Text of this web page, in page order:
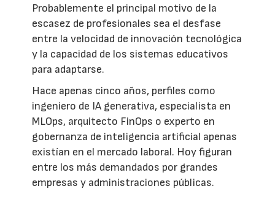
Probablemente el principal motivo de la
escasez de profesionales sea el desfase
entre la velocidad de innovación tecnológica
y la capacidad de los sistemas educativos
para adaptarse.
Hace apenas cinco años, perfiles como
ingeniero de IA generativa, especialista en
MLOps, arquitecto FinOps o experto en
gobernanza de inteligencia artificial apenas
existían en el mercado laboral. Hoy figuran
entre los más demandados por grandes
empresas y administraciones públicas.